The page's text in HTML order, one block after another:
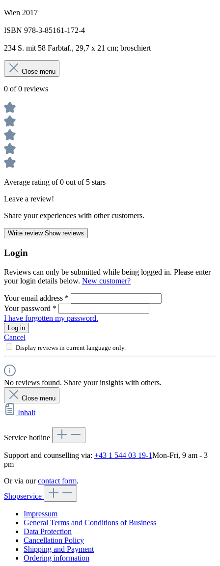
Wien 2017
ISBN 978-3-85161-172-4
234 S. mit 58 Farbtaf., 29,7 x 21 cm; broschiert
Close menu
0 of 0 reviews
Average rating of 0 out of 5 stars
Leave a review!
Share your experiences with other customers.
Write review Show reviews
Login
Reviews can only be submitted while being logged in. Please enter
your login details below. New customer?
Your email address *
Your password *
I have forgotten my password.
Log in
Cancel
Display reviews in current language only.
No reviews found. Share your insights with others.
Close menu
Inhalt
Service hotline
Support and counselling via: +43 1 544 03 19-1Mon-Fri, 9 am - 3
pm
Or via ourcontact form.
Shopservice
Impressum
General Terms and Conditions of Business
Data Protection
Cancellation Policy
Shipping and Payment
Ordering information